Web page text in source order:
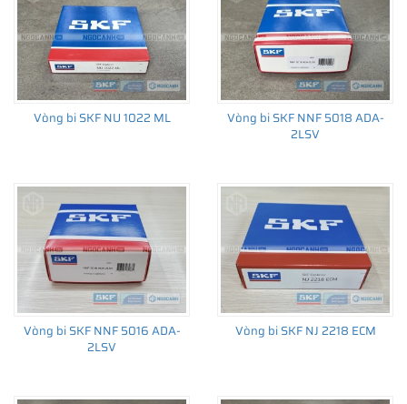
Vòng bi SKF NU 1022 ML
Vòng bi SKF NNF 5018 ADA-
2LSV
Vòng bi SKF NNF 5016 ADA-
2LSV
Vòng bi SKF NJ 2218 ECM